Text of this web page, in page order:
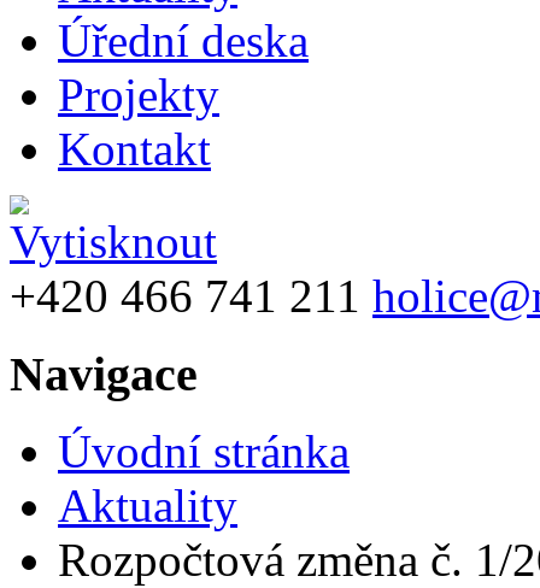
Úřední deska
Projekty
Kontakt
+420 466 741 211
Navigace
Úvodní stránka
Aktuality
Rozpočtová změna č. 1/